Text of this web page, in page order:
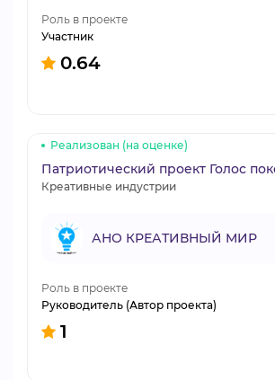
Роль в проекте
Участник
0.64
Реализован (на оценке)
Патриотический проект Голос
Креативные индустрии
АНО КРЕАТИВНЫЙ МИР
Роль в проекте
Руководитель (Автор проекта)
1